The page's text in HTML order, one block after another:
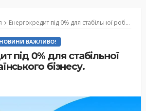
Енергокредит під 0% для стабільної роботи українського бізнесу.
НОВИНИ ВАЖЛИВО!
під 0% для стабільної
бізнесу.